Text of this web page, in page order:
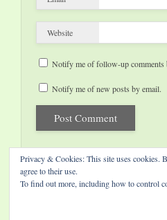
Website
Notify me of follow-up comments
Notify me of new posts by email.
Privacy & Cookies: This site uses cookies.
agree to their use.
To find out more, including how to control